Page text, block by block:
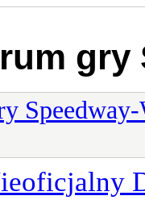
gry